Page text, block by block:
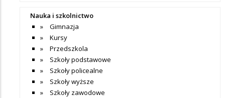
Nauka i szkolnictwo
Gimnazja
Kursy
Przedszkola
Szkoły podstawowe
Szkoły policealne
Szkoły wyższe
Szkoły zawodowe